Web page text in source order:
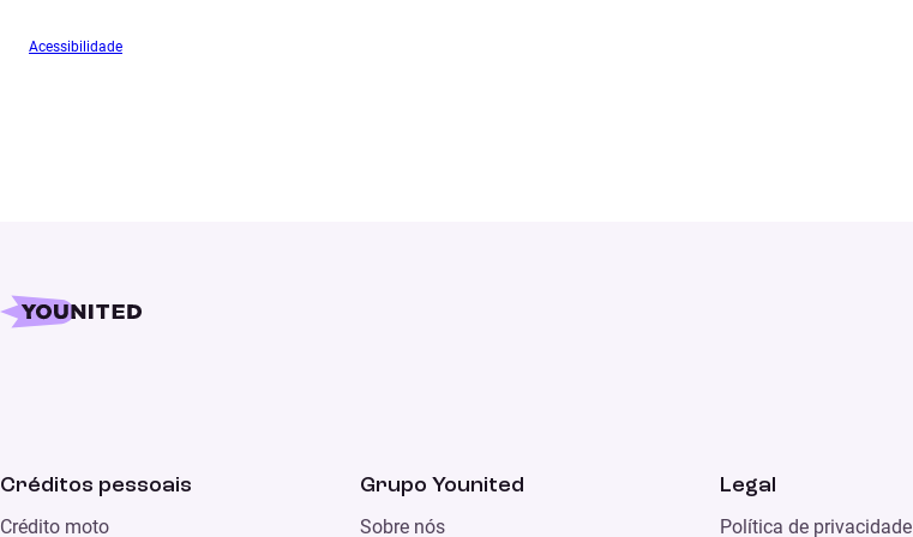
Acessibilidade
Créditos pessoais
Crédito moto
Grupo Younited
Sobre nós
Legal
Política de privacidade